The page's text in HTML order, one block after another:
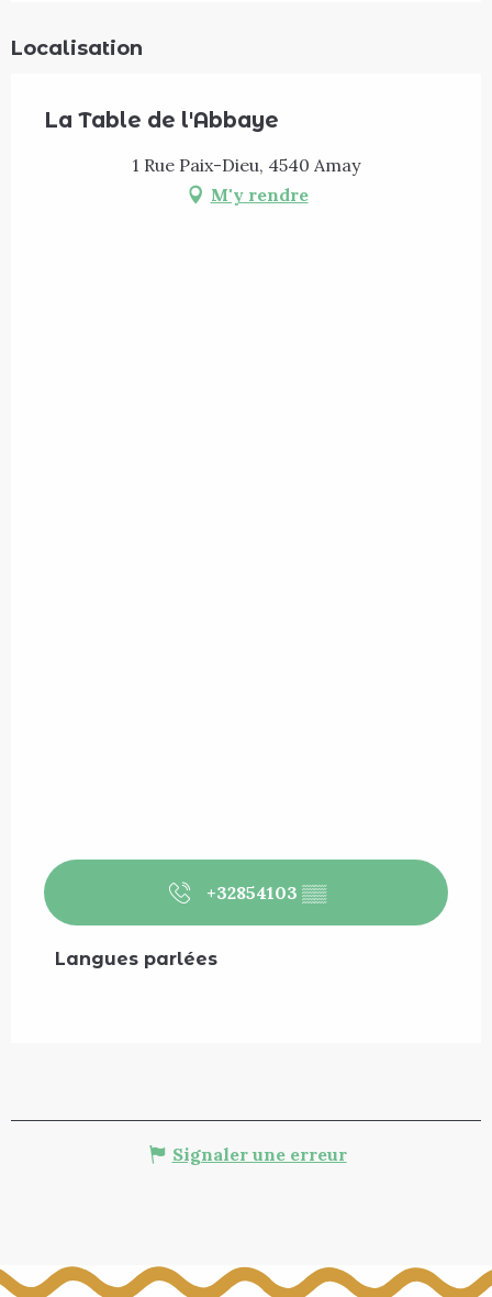
Localisation
La Table de l'Abbaye
1 Rue Paix-Dieu, 4540 Amay
M'y rendre
+32854103 ▒▒
Langues parlées
Langues parlées
Signaler une erreur